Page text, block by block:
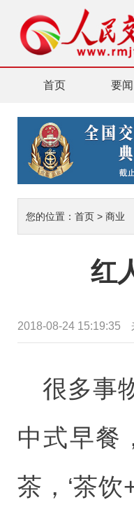
首页 要闻
您的位置： 首页 > 商业
红
2018-08-24 15:19:35
很多事
中式早餐
茶，‘茶